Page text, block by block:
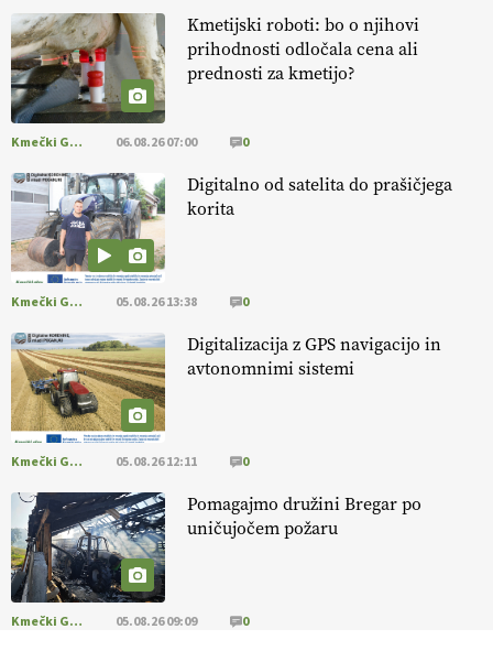
14.07.2026
[EKOloško = LOGIČNO ]
Danes ni pomembna le količina hrane,
ampak tudi način njene pridelave
@EUAgri #imcap #cap #blog https://t.co/2sllAmcKwG
[EKOloško = LOGIČNO
prilagojene sorte
so temelj uspešne ekološke pridelave.
https://t.co/OQSsax7l8V @EUAgri #IMCAP #CAP
https://t.co/PAL0zlhVia
[EKOloško = LOGIČNO
aronije
v dobrem desetletju zrasla v uspešno kmetijsko in
podjetniško zgodbo.
#IMCAP #CAP https://t.co/xp1oihBDaJ
[EKOloško = LOGIČNO
v tujini
. Zato je ekološka pridelava odlična priložnost za slovenske
vinarje
. VEČ
https://t.co/XAe9EbeAbK @EUAgri #IMCAP #CAP
Kmetijski roboti: bo o njihovi
prihodnosti odločala cena ali
prednosti za kmetijo?
Kmečki Glas 06.08.26 07:00 0
Digitalno od satelita do prašičjega
korita
Kmečki Glas 05.08.26 13:38 0
Digitalizacija z GPS navigacijo in
avtonomnimi sistemi
Kmečki Glas 05.08.26 12:11 0
Pomagajmo družini Bregar po
uničujočem požaru
Kmečki Glas 05.08.26 09:09 0